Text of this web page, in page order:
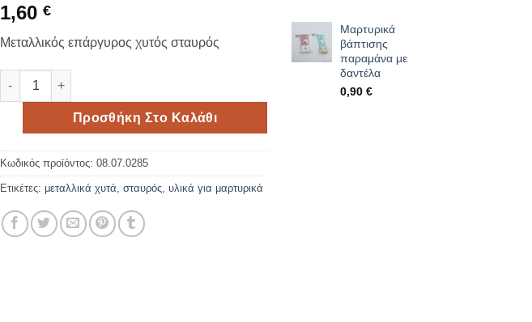
1,60 €
Μεταλλικός επάργυρος χυτός σταυρός
Μεταλλικός επάργυρος χυτός σταυρός ποσότητα
Προσθήκη Στο Καλάθι
Κωδικός προϊόντος: 08.07.0285
Ετικέτες: μεταλλικά χυτά σταυρός υλικά για μαρτυρικά
Μαρτυρικά
βάπτισης
παραμάνα με
δαντέλα
0,90 €